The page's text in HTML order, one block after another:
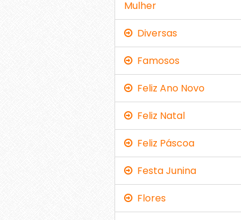
Mulher
Diversas
Famosos
Feliz Ano Novo
Feliz Natal
Feliz Páscoa
Festa Junina
Flores